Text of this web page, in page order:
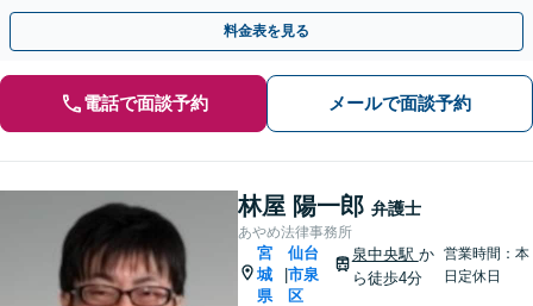
添う、敷居の低い事務所です【無料駐車場あり】
料金表を見る
電話で面談予約 メールで面談予約
林屋 陽一郎 弁護士
あやめ法律事務所
宮
城
県
仙台
市泉
区
泉中央駅 か
ら徒歩4分
営業時間：本
日定休日